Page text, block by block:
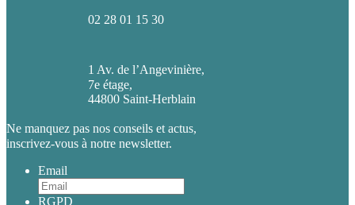
02 28 01 15 30
1 Av. de l’Angevinière,
7e étage,
44800 Saint-Herblain
Ne manquez pas nos conseils et actus,
inscrivez-vous à notre newsletter.
Email
RGPD